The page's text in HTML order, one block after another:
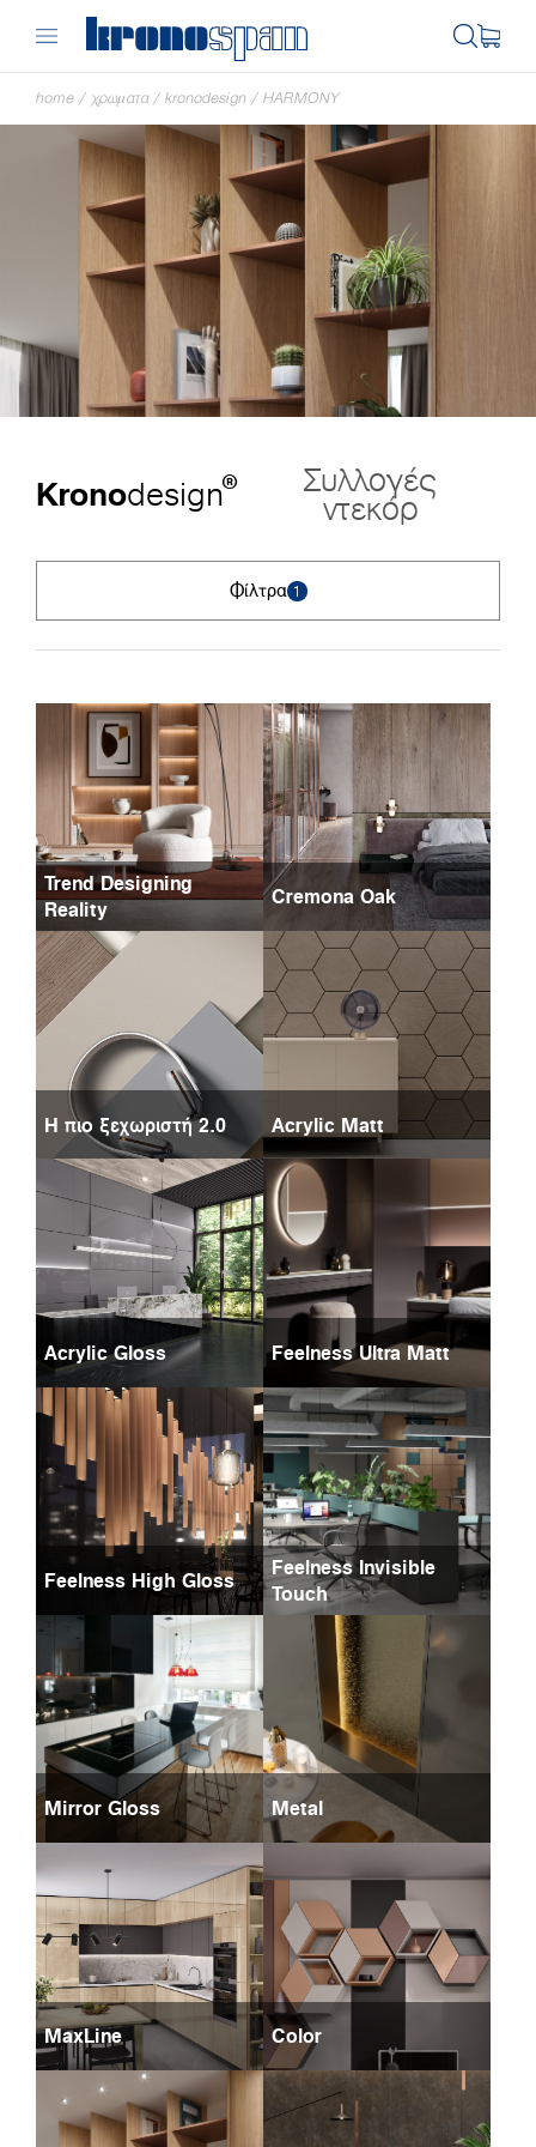
home / χρωματα/ kronodesign / HARMONY
Kronodesign® Συλλογές
ντεκόρ
Φίλτρα 1
Trend Designing
Reality
Cremona Oak
Η πιο ξεχωριστή 2.0 Acrylic Matt
Acrylic Gloss Feelness Ultra Matt
Feelness High Gloss
Feelness Invisible
Touch
Mirror Gloss Metal
MaxLine Color